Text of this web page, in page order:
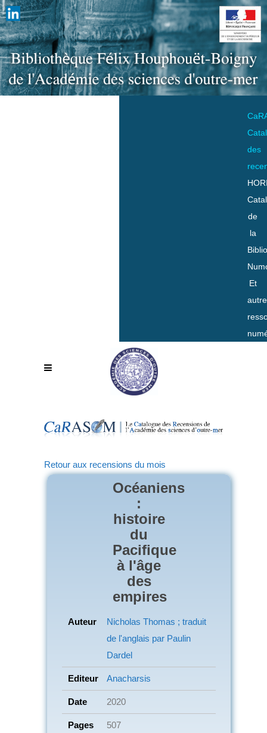
des
de
la
Et
Retour aux recensions du mois
Océaniens
:
histoire
du
Pacifique
à l'âge
des
empires
Auteur
Nicholas Thomas ; traduit
de l'anglais par Paulin
Dardel
Editeur Anacharsis
Date 2020
Pages 507